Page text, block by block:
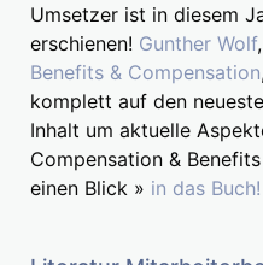
Umsetzer ist in diesem
erschienen! Gunther Wolf,
Benefits & Compensation
komplett auf den
Inhalt um aktuelle
Compensation &
einen Blick » in das Buch!